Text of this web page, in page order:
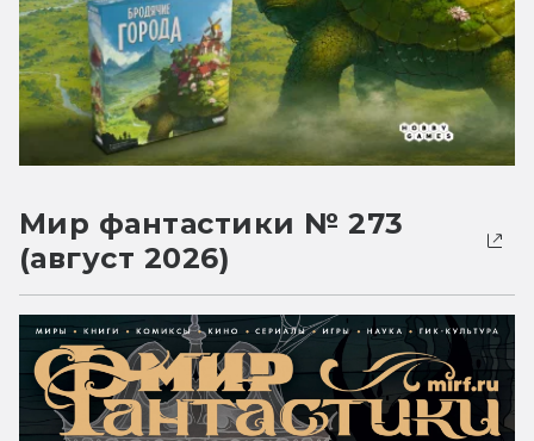
Мир фантастики № 273
(август 2026)